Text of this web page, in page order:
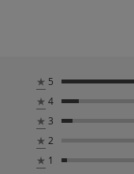
★ 5
★ 4
★ 3
★ 2
★ 1